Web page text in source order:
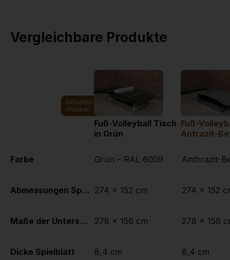
Vergleichbare Produkte
Aktuelles
Produkt
Fuß-Volleyball Tisch
in Grün
Fuß-
Antrazit-
Farbe
Abmessungen Spielplatte (L x B)
Maße der Unterseite des Spielbretts
Dicke Spielblatt
Grün – RAL 6009
274 x 152 cm
278 x 156 cm
8,4 cm
Anthrazit-
274 x 152
278 x 156
8,4 cm